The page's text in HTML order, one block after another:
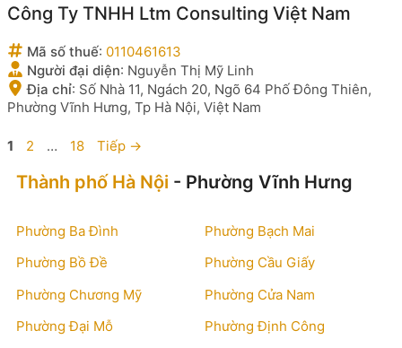
Công Ty TNHH Ltm Consulting Việt Nam
Mã số thuế: 0110461613
Người đại diện: Nguyễn Thị Mỹ Linh
Địa chỉ: Số Nhà 11, Ngách 20, Ngõ 64 Phố Đông Thiên,
Phường Vĩnh Hưng, Tp Hà Nội, Việt Nam
Trang
1 Trang
2 … Trang
18 Tiếp →
Thành phố Hà Nội - Phường Vĩnh Hưng
Phường Ba Đình
Phường Bạch Mai
Phường Bồ Đề
Phường Cầu Giấy
Phường Chương Mỹ
Phường Cửa Nam
Phường Đại Mỗ
Phường Định Công